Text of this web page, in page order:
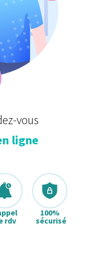
vous
ligne
rdv
100%
sécurisé
moi